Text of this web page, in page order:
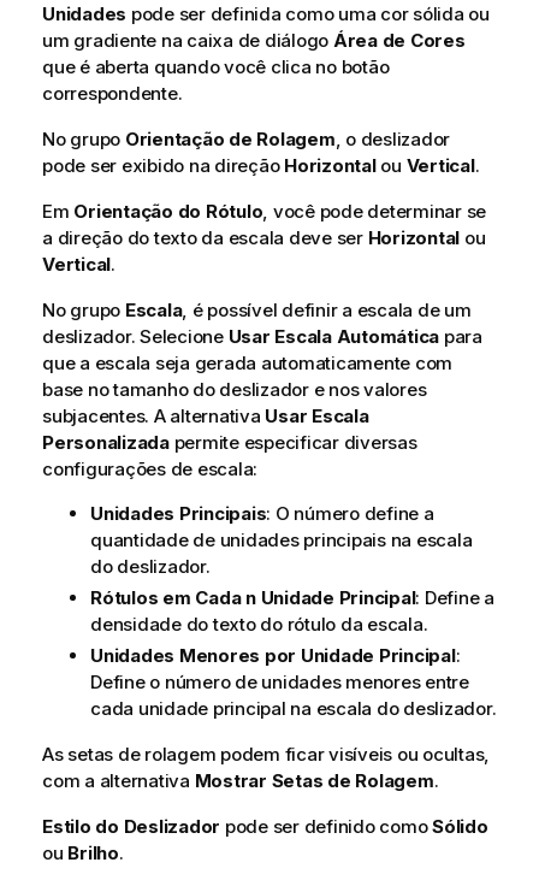
Unidades pode ser definida como uma cor sólida ou
um gradiente na caixa de diálogo Área de Cores
que é aberta quando você clica no botão
correspondente.
No grupo Orientação de Rolagem , o deslizador
pode ser exibido na direção Horizontalou Vertical.
Em Orientação do Rótulo , você pode determinar se
a direção do texto da escala deve ser Horizontal ou
Vertical.
No grupo Escala, é possível definir a escala de um
deslizador. Selecione Usar Escala Automática para
que a escala seja gerada automaticamente com
base no tamanho do deslizador e nos valores
subjacentes. A alternativa Usar Escala
Personalizadapermite especificar diversas
configurações de escala:
Unidades Principais: O número define a
quantidade de unidades principais na escala
do deslizador.
Rótulos em Cada n Unidade Principal: Define a
densidade do texto do rótulo da escala.
Unidades Menores por Unidade Principal:
Define o número de unidades menores entre
cada unidade principal na escala do deslizador.
As setas de rolagem podem ficar visíveis ou ocultas,
com a alternativa Mostrar Setas de Rolagem.
Estilo do Deslizador pode ser definido comoSólido
ou Brilho.